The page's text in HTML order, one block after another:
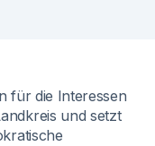
für die Interessen
und setzt